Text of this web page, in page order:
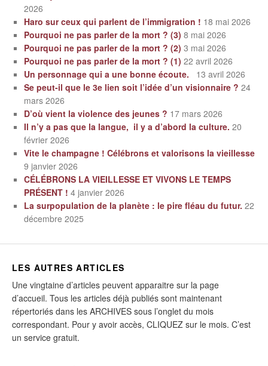
2026
Haro sur ceux qui parlent de l’immigration ! 18 mai 2026
Pourquoi ne pas parler de la mort ? (3) 8 mai 2026
Pourquoi ne pas parler de la mort ? (2) 3 mai 2026
Pourquoi ne pas parler de la mort ? (1) 22 avril 2026
Un personnage qui a une bonne écoute.
13 avril 2026
Se peut-il que le 3e lien soit l’idée d’un visionnaire ? 24
mars 2026
D’où vient la violence des jeunes ? 17 mars 2026
Il n’y a pas que la langue, il y a d’abord la culture. 20
février 2026
Vite le champagne ! Célébrons et valorisons la vieillesse
9 janvier 2026
CÉLÉBRONS LA VIEILLESSE ET VIVONS LE TEMPS
PRÉSENT ! 4 janvier 2026
La surpopulation de la planète : le pire fléau du futur. 22
décembre 2025
LES AUTRES ARTICLES
Une vingtaine d’articles peuvent apparaitre sur la page
d’accueil. Tous les articles déjà publiés sont maintenant
répertoriés dans les ARCHIVES sous l’onglet du mois
correspondant. Pour y avoir accès, CLIQUEZ sur le mois. C’est
un service gratuit.